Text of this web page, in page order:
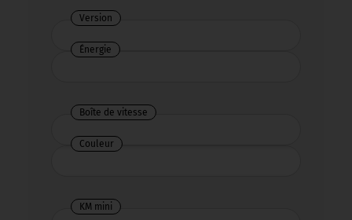
Version
Énergie
Énergie
Boîte de vitesse
Boîte
Couleur
Couleur
KM mini